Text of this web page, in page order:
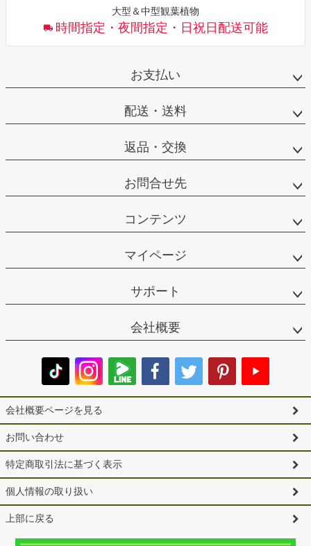
大型＆中型観葉植物
時間指定・夜間指定・日祝日配送可能
お支払い
配送・送料
返品・交換
お問合せ先
コンテンツ
マイページ
サポート
会社概要
会社概要ページを見る
お問い合わせ
特定商取引法に基づく表示
個人情報の取り扱い
上部に戻る